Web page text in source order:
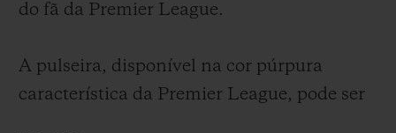
do fã da Premier League.
A pulseira, disponível na cor púrpura
característica da Premier League, pode ser